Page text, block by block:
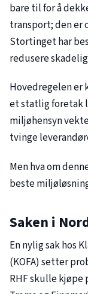
bare til for å
transport; den er
Stortinget har
redusere
Hovedregelen er
et statlig foretak
miljøhensyn
tvinge
Men hva om
beste
Saken i
En nylig sak hos
(KOFA) setter
RHF skulle